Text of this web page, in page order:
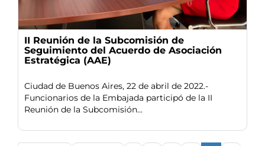
II Reunión de la Subcomisión de
Seguimiento del Acuerdo de Asociación
Estratégica (AAE)
Ciudad de Buenos Aires, 22 de abril de 2022.-
Funcionarios de la Embajada participó de la II
Reunión de la Subcomisión...